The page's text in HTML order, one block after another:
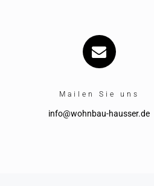
Mailen Sie uns
info@wohnbau-hausser.de